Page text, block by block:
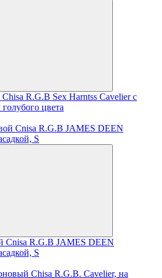
R.G.B Sex Harntss Cavelier с
цвета
Cnisa R.G.B JAMES DEEN
S